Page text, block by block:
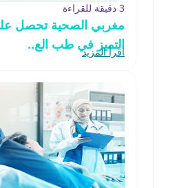
3 دقيقة للقراءة
مغربي الصحية تحصل
التميز في طب الع..
اقرأ المزيد